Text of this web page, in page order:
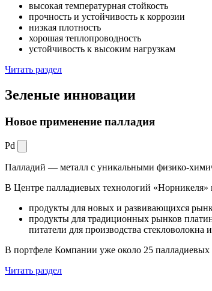
высокая температурная стойкость
прочность и устойчивость к коррозии
низкая плотность
хорошая теплопроводность
устойчивость к высоким нагрузкам
Читать раздел
Зеленые инновации
Новое применение палладия
Pd
Палладий — металл с уникальными физико-
В Центре палладиевых технологий
продукты для новых и развивающихся
продукты для традиционных рынков
питатели для производства
В портфеле Компании уже около 25
Читать раздел